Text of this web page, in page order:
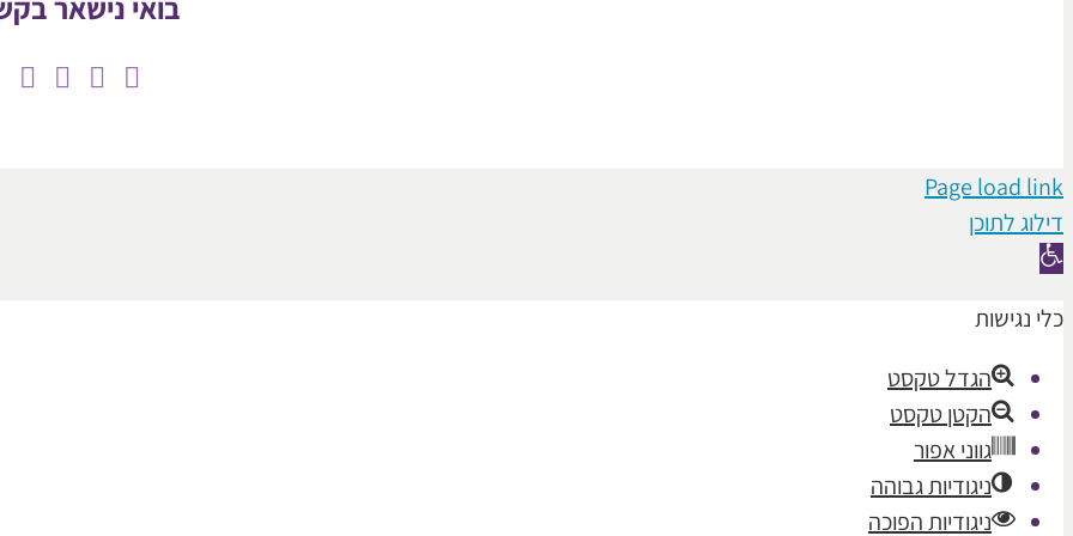
Page load link
דילוג לתוכן
פתח
נגישות
כלי נגישות
הגדל טקסט
הקטן טקסט
גווני אפור
ניגודיות גבוהה
ניגודיות הפוכה